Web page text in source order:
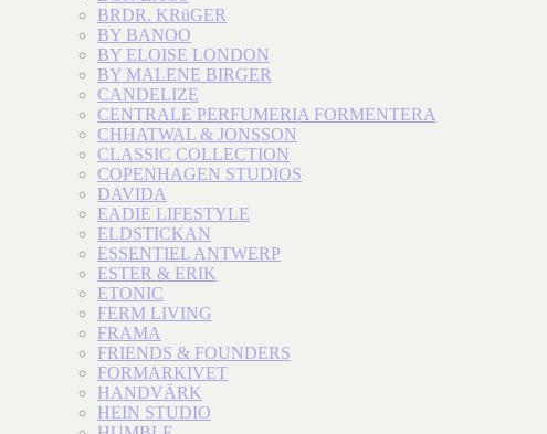
BRDR. KRüGER
BY BANOO
BY ELOISE LONDON
BY MALENE BIRGER
CANDELIZE
CENTRALE PERFUMERIA FORMENTERA
CHHATWAL & JONSSON
CLASSIC COLLECTION
COPENHAGEN STUDIOS
DAVIDA
EADIE LIFESTYLE
ELDSTICKAN
ESSENTIEL ANTWERP
ESTER & ERIK
ETONIC
FERM LIVING
FRAMA
FRIENDS & FOUNDERS
FORMARKIVET
HANDVÄRK
HEIN STUDIO